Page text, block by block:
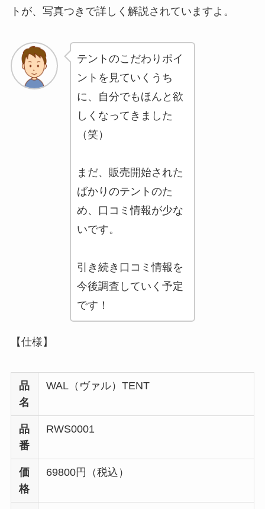
トが、写真つきで詳しく解説されていますよ。
テントのこだわりポイ
ントを見ていくうち
に、自分でもほんと欲
しくなってきました
（笑）
まだ、販売開始された
ばかりのテントのた
め、口コミ情報が少な
いです。
引き続き口コミ情報を
今後調査していく予定
です！
【仕様】
品
名
WAL（ヴァル）TENT
品
番
RWS0001
価
格
69800円（税込）